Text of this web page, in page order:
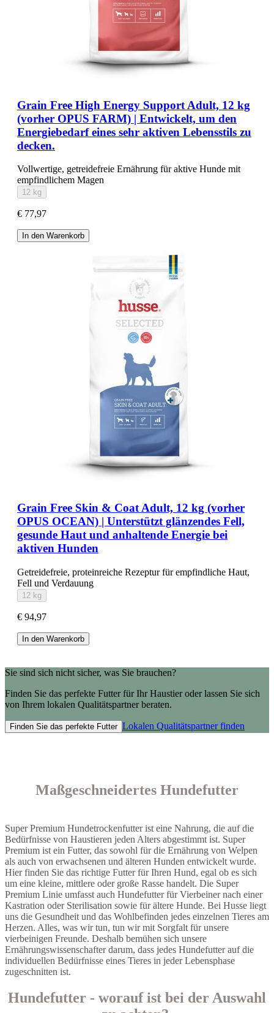
Grain Free High Energy Support Adult, 12 kg
(vorher OPUS FARM) | Entwickelt, um den
Energiebedarf eines sehr aktiven Lebensstils zu
decken.
Vollwertige, getreidefreie Ernährung für aktive Hunde mit
empfindlichem Magen
12 kg
€ 77,97
In den Warenkorb
Grain Free Skin & Coat Adult, 12 kg (vorher
OPUS OCEAN) | Unterstützt glänzendes Fell,
gesunde Haut und anhaltende Energie bei
aktiven Hunden
Getreidefreie, proteinreiche Rezeptur für empfindliche Haut,
Fell und Verdauung
12 kg
€ 94,97
In den Warenkorb
Sie sind sich nicht sicher, was Sie brauchen?
Finden Sie das perfekte Futter für Ihr Haustier oder lassen Sie sich
von Ihrem lokalen Qualitätspartner beraten.
Finden Sie das perfekte Futter Lokalen Qualitätspartner finden
Maßgeschneidertes Hundefutter
Super Premium Hundetrockenfutter ist eine Nahrung, die auf die
Bedürfnisse von Haustieren jeden Alters abgestimmt ist. Super
Premium ist ein Futter, das sowohl für die Ernährung von Welpen
als auch von erwachsenen und älteren Hunden entwickelt wurde.
Hier finden Sie das richtige Futter für Ihren Hund, egal ob es sich
um eine kleine, mittlere oder große Rasse handelt. Die Super
Premium Linie umfasst auch Hundefutter für Vierbeiner nach einer
Kastration oder Sterilisation sowie für ältere Hunde. Bei Husse liegt
uns die Gesundheit und das Wohlbefinden jedes einzelnen Tieres am
Herzen. Alles, was wir tun, tun wir mit Sorgfalt für unsere
vierbeinigen Freunde. Deshalb bemühen sich unsere
Ernährungswissenschafter darum, dass jedes Hundefutter auf die
individuellen Bedürfnisse eines Tieres in jeder Lebensphase
zugeschnitten ist.
Hundefutter - worauf ist bei der Auswahl